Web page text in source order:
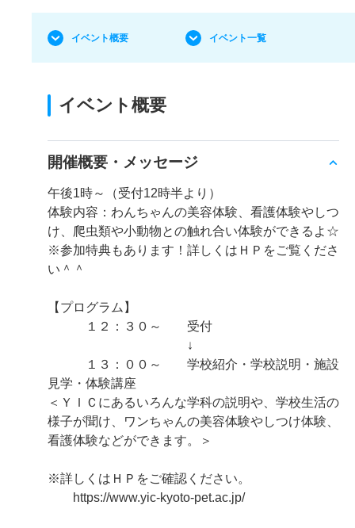
イベント概要 イベント一覧
イベント概要
開催概要・メッセージ
午後1時～（受付12時半より）
体験内容：わんちゃんの美容体験、看護体験やしつ
け、爬虫類や小動物との触れ合い体験ができるよ☆
※参加特典もあります！詳しくはＨＰをご覧くださ
い＾＾
【プログラム】
１２：３０～ 受付
↓
１３：００～ 学校紹介・学校説明・施設
見学・体験講座
＜ＹＩＣにあるいろんな学科の説明や、学校生活の
様子が聞け、ワンちゃんの美容体験やしつけ体験、
看護体験などができます。＞
※詳しくはＨＰをご確認ください。
https://www.yic-kyoto-pet.ac.jp/